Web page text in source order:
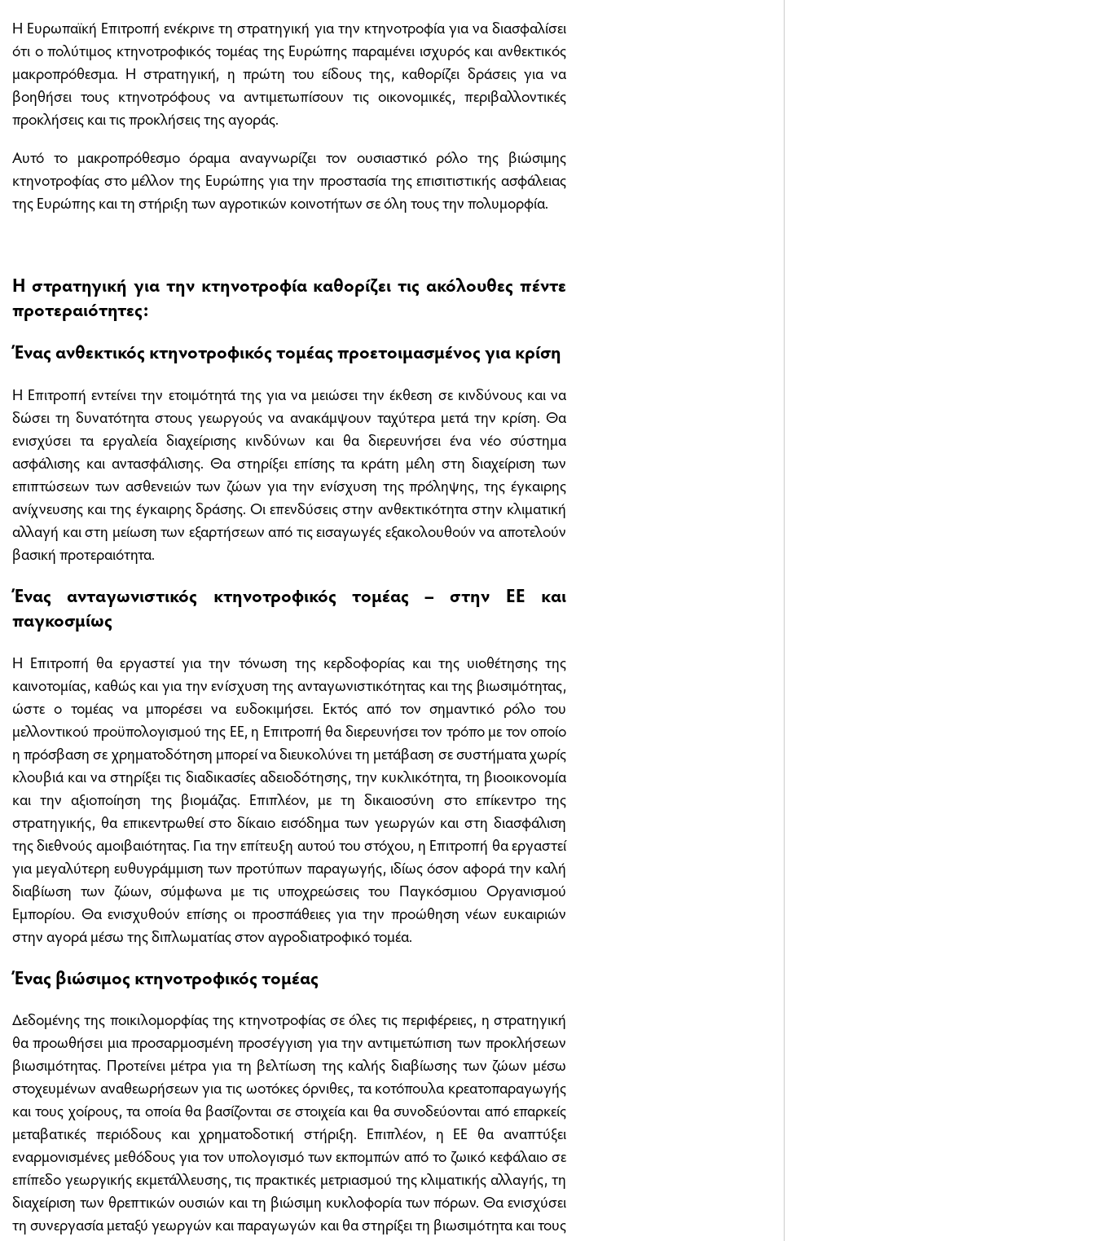
H Ευρωπαϊκή Επιτροπή ενέκρινε τη στρατηγική για την κτηνοτροφία για να διασφαλίσει
ότι ο πολύτιμος κτηνοτροφικός τομέας της Ευρώπης παραμένει ισχυρός και ανθεκτικός
μακροπρόθεσμα. Η στρατηγική, η πρώτη του είδους της, καθορίζει δράσεις για να
βοηθήσει τους κτηνοτρόφους να αντιμετωπίσουν τις οικονομικές, περιβαλλοντικές
προκλήσεις και τις προκλήσεις της αγοράς.
Αυτό το μακροπρόθεσμο όραμα αναγνωρίζει τον ουσιαστικό ρόλο της βιώσιμης
κτηνοτροφίας στο μέλλον της Ευρώπης για την προστασία της επισιτιστικής ασφάλειας
της Ευρώπης και τη στήριξη των αγροτικών κοινοτήτων σε όλη τους την πολυμορφία.
Η στρατηγική για την κτηνοτροφία καθορίζει τις ακόλουθες πέντε
προτεραιότητες:
Ένας ανθεκτικός κτηνοτροφικός τομέας προετοιμασμένος για κρίση
Η Επιτροπή εντείνει την ετοιμότητά της για να μειώσει την έκθεση σε κινδύνους και να
δώσει τη δυνατότητα στους γεωργούς να ανακάμψουν ταχύτερα μετά την κρίση. Θα
ενισχύσει τα εργαλεία διαχείρισης κινδύνων και θα διερευνήσει ένα νέο σύστημα
ασφάλισης και αντασφάλισης. Θα στηρίξει επίσης τα κράτη μέλη στη διαχείριση των
επιπτώσεων των ασθενειών των ζώων για την ενίσχυση της πρόληψης, της έγκαιρης
ανίχνευσης και της έγκαιρης δράσης. Οι επενδύσεις στην ανθεκτικότητα στην κλιματική
αλλαγή και στη μείωση των εξαρτήσεων από τις εισαγωγές εξακολουθούν να αποτελούν
βασική προτεραιότητα.
Ένας ανταγωνιστικός κτηνοτροφικός τομέας – στην ΕΕ και
παγκοσμίως
Η Επιτροπή θα εργαστεί για την τόνωση της κερδοφορίας και της υιοθέτησης της
καινοτομίας, καθώς και για την ενίσχυση της ανταγωνιστικότητας και της βιωσιμότητας,
ώστε ο τομέας να μπορέσει να ευδοκιμήσει. Εκτός από τον σημαντικό ρόλο του
μελλοντικού προϋπολογισμού της ΕΕ, η Επιτροπή θα διερευνήσει τον τρόπο με τον οποίο
η πρόσβαση σε χρηματοδότηση μπορεί να διευκολύνει τη μετάβαση σε συστήματα χωρίς
κλουβιά και να στηρίξει τις διαδικασίες αδειοδότησης, την κυκλικότητα, τη βιοοικονομία
και την αξιοποίηση της βιομάζας. Επιπλέον, με τη δικαιοσύνη στο επίκεντρο της
στρατηγικής, θα επικεντρωθεί στο δίκαιο εισόδημα των γεωργών και στη διασφάλιση
της διεθνούς αμοιβαιότητας. Για την επίτευξη αυτού του στόχου, η Επιτροπή θα εργαστεί
για μεγαλύτερη ευθυγράμμιση των προτύπων παραγωγής, ιδίως όσον αφορά την καλή
διαβίωση των ζώων, σύμφωνα με τις υποχρεώσεις του Παγκόσμιου Οργανισμού
Εμπορίου. Θα ενισχυθούν επίσης οι προσπάθειες για την προώθηση νέων ευκαιριών
στην αγορά μέσω της διπλωματίας στον αγροδιατροφικό τομέα.
Ένας βιώσιμος κτηνοτροφικός τομέας
Δεδομένης της ποικιλομορφίας της κτηνοτροφίας σε όλες τις περιφέρειες, η στρατηγική
θα προωθήσει μια προσαρμοσμένη προσέγγιση για την αντιμετώπιση των προκλήσεων
βιωσιμότητας. Προτείνει μέτρα για τη βελτίωση της καλής διαβίωσης των ζώων μέσω
στοχευμένων αναθεωρήσεων για τις ωοτόκες όρνιθες, τα κοτόπουλα κρεατοπαραγωγής
και τους χοίρους, τα οποία θα βασίζονται σε στοιχεία και θα συνοδεύονται από επαρκείς
μεταβατικές περιόδους και χρηματοδοτική στήριξη. Επιπλέον, η ΕΕ θα αναπτύξει
εναρμονισμένες μεθόδους για τον υπολογισμό των εκπομπών από το ζωικό κεφάλαιο σε
επίπεδο γεωργικής εκμετάλλευσης, τις πρακτικές μετριασμού της κλιματικής αλλαγής, τη
διαχείριση των θρεπτικών ουσιών και τη βιώσιμη κυκλοφορία των πόρων. Θα ενισχύσει
τη συνεργασία μεταξύ γεωργών και παραγωγών και θα στηρίξει τη βιωσιμότητα και τους